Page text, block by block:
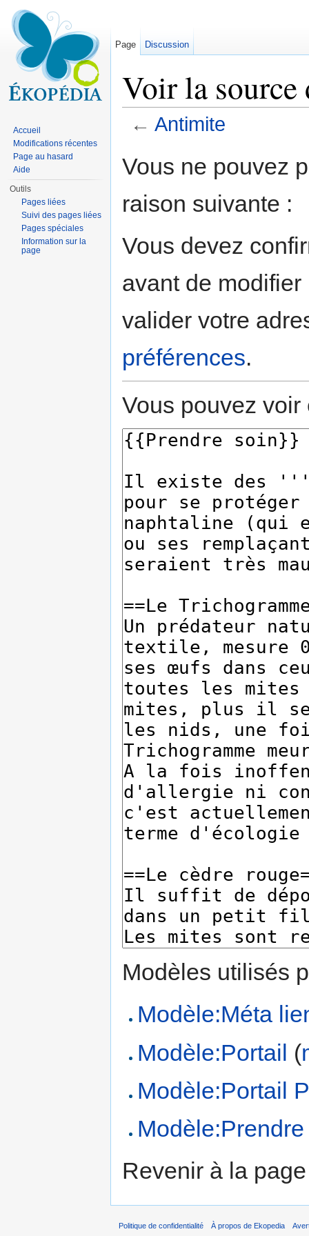
Voir la
← Antimite
Vous ne pouvez
raison suivante :
Vous devez
avant de
valider votre
préférences.
Vous pouvez
Modèles utilisés
Modèle:Méta
Modèle:Portail (
Modèle:Portail
Revenir à la
Page Discussion
Accueil
Modifications récentes
Page au hasard
Aide
Outils
Pages liées
Suivi des pages liées
Pages spéciales
Information sur la
page
Politique de confidentialité À propos de Ekopedia